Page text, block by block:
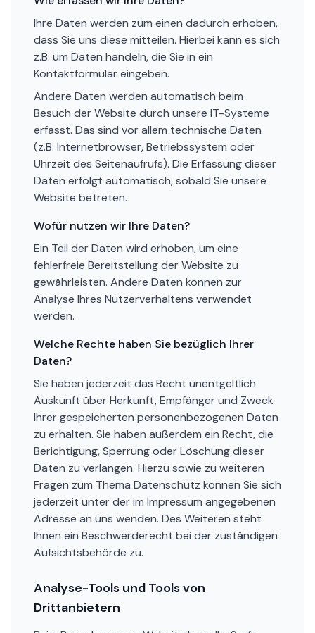
Ihre Daten werden zum einen dadurch erhoben,
dass Sie uns diese mitteilen. Hierbei kann es sich
z.B. um Daten handeln, die Sie in ein
Kontaktformular eingeben.
Andere Daten werden automatisch beim
Besuch der Website durch unsere IT-Systeme
erfasst. Das sind vor allem technische Daten
(z.B. Internetbrowser, Betriebssystem oder
Uhrzeit des Seitenaufrufs). Die Erfassung dieser
Daten erfolgt automatisch, sobald Sie unsere
Website betreten.
Wofür nutzen wir Ihre Daten?
Ein Teil der Daten wird erhoben, um eine
fehlerfreie Bereitstellung der Website zu
gewährleisten. Andere Daten können zur
Analyse Ihres Nutzerverhaltens verwendet
werden.
Welche Rechte haben Sie bezüglich Ihrer
Daten?
Sie haben jederzeit das Recht unentgeltlich
Auskunft über Herkunft, Empfänger und Zweck
Ihrer gespeicherten personenbezogenen Daten
zu erhalten. Sie haben außerdem ein Recht, die
Berichtigung, Sperrung oder Löschung dieser
Daten zu verlangen. Hierzu sowie zu weiteren
Fragen zum Thema Datenschutz können Sie sich
jederzeit unter der im Impressum angegebenen
Adresse an uns wenden. Des Weiteren steht
Ihnen ein Beschwerderecht bei der zuständigen
Aufsichtsbehörde zu.
Analyse-Tools und Tools von
Drittanbietern